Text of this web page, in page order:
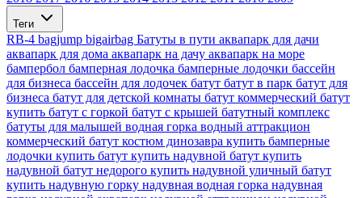
Теги
RB-4 bagjump bigairbag Батуты в пути аквапарк для дачи
аквапарк для дома аквапарк на дачу аквапарк на море
бампербол бамперная лодочка бамперные лодочки бассейн
для бизнеса бассейн для лодочек батут батут в парк батут для
бизнеса батут для детской комнаты батут коммерческий батут
купить батут с горкой батут с крышей батутный комплекс
батуты для малышей водная горка водный аттракцион
коммерческий батут костюм динозавра купить бамперные
лодочки купить батут купить надувной батут купить
надувной батут недорого купить надувной уличный батут
купить надувную горку надувная водная горка надувная